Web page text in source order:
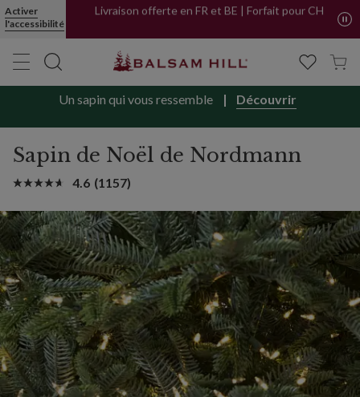
Activer
l'accessibilité
Livraison offerte en FR et BE | Forfait pour CH
Un sapin qui vous ressemble Découvrir
Sapin de Noël de Nordmann
4.6 (1157)